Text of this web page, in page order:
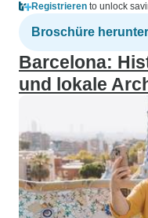
Registrieren to unlock
Broschüre
Barcelona:
und lokale